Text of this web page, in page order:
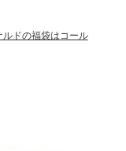
ドの福袋はコール